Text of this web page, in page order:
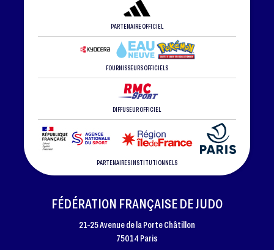
PARTENAIRE OFFICIEL
FOURNISSEURS OFFICIELS
DIFFUSEUR OFFICIEL
PARTENAIRES INSTITUTIONNELS
FÉDÉRATION FRANÇAISE DE JUDO
21-25 Avenue de la Porte Châtillon
75014 Paris